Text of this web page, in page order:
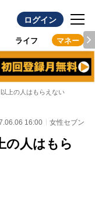
ログイン
ライフ マネー
上の人はもらえない
16:00 女性セブン
の人はもら